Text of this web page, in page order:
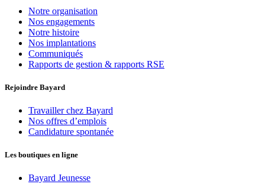
Notre organisation
Nos engagements
Notre histoire
Nos implantations
Communiqués
Rapports de gestion & rapports RSE
Rejoindre Bayard
Travailler chez Bayard
Nos offres d’emplois
Candidature spontanée
Les boutiques en ligne
Bayard Jeunesse